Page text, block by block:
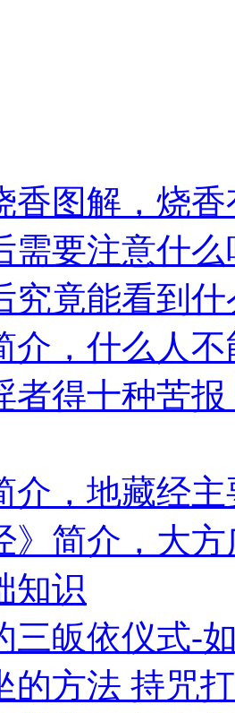
香图解，烧
需要注意什
究竟能看到什
介，什么人
者得十种苦
介，地藏经
》简介，大
知识
三皈依仪式-
的方法 持咒